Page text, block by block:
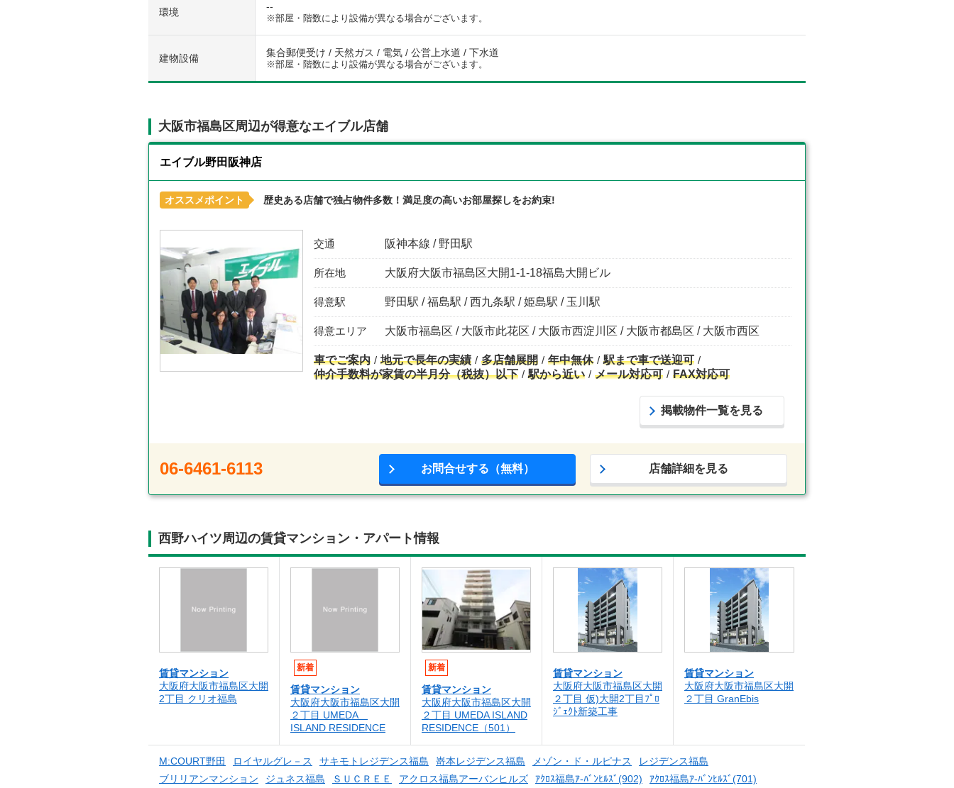
環境 --
※部屋・階数により設備が異なる場合がございます。
建物設備 集合郵便受け / 天然ガス / 電気 / 公営上水道 / 下水道
※部屋・階数により設備が異なる場合がございます。
大阪市福島区周辺が得意なエイブル店舗
エイブル野田阪神店
オススメポイント 歴史ある店舗で独占物件多数！満足度の高いお部屋探しをお約束!
交通 阪神本線 / 野田駅
所在地 大阪府大阪市福島区大開1-1-18福島大開ビル
得意駅 野田駅 / 福島駅 / 西九条駅 / 姫島駅 / 玉川駅
得意エリア 大阪市福島区 / 大阪市此花区 / 大阪市西淀川区 / 大阪市都島区 / 大阪市西区
車でご案内 地元で長年の実績 多店舗展開 年中無休
駅まで車で送迎可
仲介手数料が家賃の半月分（税抜）以下
駅から近い メール対応可 FAX対応可
掲載物件一覧を見る
06-6461-6113 お問合せする（無料） 店舗詳細を見る
西野ハイツ周辺の賃貸マンション・アパート情報
賃貸マンション
大阪府大阪市福島区大開
2丁目 クリオ福島
新着
賃貸マンション
大阪府大阪市福島区大開
２丁目 UMEDA
ISLAND RESIDENCE
新着
賃貸マンション
大阪府大阪市福島区大開
２丁目 UMEDA ISLAND
RESIDENCE（501）
賃貸マンション
大阪府大阪市福島区大開
２丁目 仮)大開2丁目ﾌﾟﾛ
ｼﾞｪｸﾄ新築工事
賃貸マンション
大阪府大阪市福島区大開
２丁目 GranEbis
M:COURT野田 ロイヤルグレ－ス サキモトレジデンス福島 嵜本レジデンス福島 メゾン・ド・ルピナス
レジデンス福島
ブリリアンマンション
ジュネス福島 ＳＵＣＲＥＥ アクロス福島アーバンヒルズ ｱｸﾛｽ福島ｱ-ﾊﾞﾝﾋﾙｽﾞ(902)
ｱｸﾛｽ福島ｱ-ﾊﾞﾝﾋﾙｽﾞ(701)